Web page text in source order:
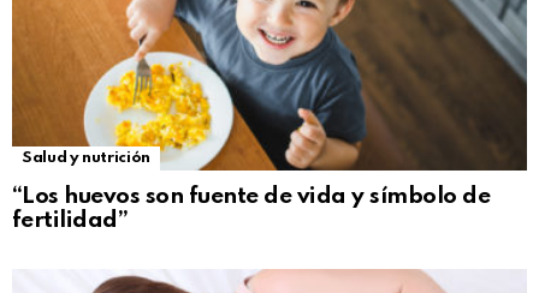
Salud y nutrición
“Los huevos son fuente de vida y símbolo de
fertilidad”